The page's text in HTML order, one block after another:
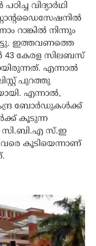
വിദ്യാർഥി
റാങ്കിൽ നിന്നും
ഇത്തവണത്തെ
ൽ 43 കേരള സിലബസ്
എന്നാൽ
പുറത്തു
എന്നാൽ,
ബോർഡുകൾക്ക്
കൂടുന്ന
സി.ബി.എ സ്.ഇ
വരെ കൂടിയെന്നാണ്